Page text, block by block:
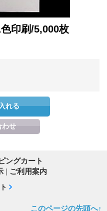
印刷/5,000枚
ングカート
| ご利用案内
このページの先頭へ↑